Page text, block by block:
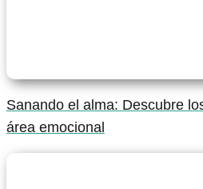
Sanando el alma: Descubre
área emocional